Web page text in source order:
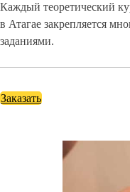
Каждый теоретический
в Атагае закрепляется
заданиями.
Заказать